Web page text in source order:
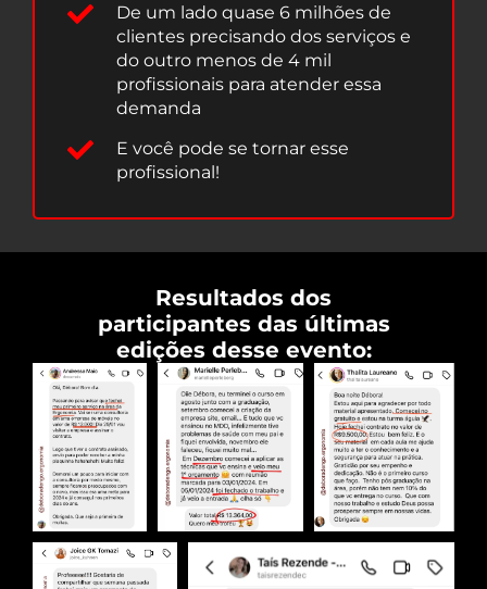
De um lado quase 6 milhões de
clientes precisando dos serviços e
do outro menos de 4 mil
profissionais para atender essa
demanda
E você pode se tornar esse
profissional!
Resultados dos
participantes das últimas
edições desse evento:​